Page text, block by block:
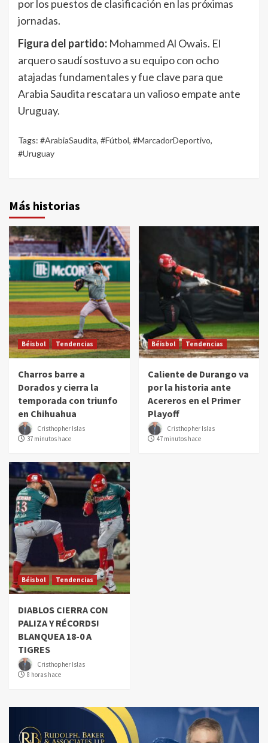
por los puestos de clasificación en las próximas
jornadas.
Figura del partido: Mohammed Al Owais. El
arquero saudí sostuvo a su equipo con ocho
atajadas fundamentales y fue clave para que
Arabia Saudita rescatara un valioso empate ante
Uruguay.
Tags: #ArabiaSaudita, #Fútbol, #MarcadorDeportivo,
#Uruguay
Más historias
Béisbol Tendencias
Charros barre a
Dorados y cierra la
temporada con triunfo
en Chihuahua
Cristhopher Islas
37 minutos hace
Béisbol Tendencias
Caliente de Durango va
por la historia ante
Acereros en el Primer
Playoff
Cristhopher Islas
47 minutos hace
Béisbol Tendencias
DIABLOS CIERRA CON
PALIZA Y RÉCORDS!
BLANQUEA 18-0 A
TIGRES
Cristhopher Islas
8 horas hace